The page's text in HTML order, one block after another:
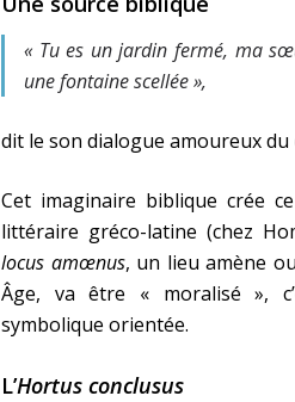
« Tu es un jardin fermé, ma
une fontaine scellée »,
dit le son dialogue amoureux du
Cet imaginaire biblique crée
littéraire gréco-latine (chez
locus amœnus, un lieu amène
Âge, va être « moralisé »,
symbolique orientée.
L’Hortus conclusus